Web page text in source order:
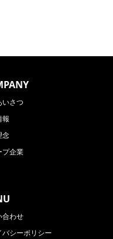
連絡
伴う連絡、ま
いさつ
報
念
プ企業
合わせ
バシーポリシー